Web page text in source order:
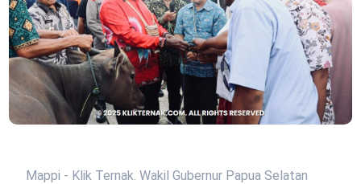
Mappi - Klik Ternak. Wakil Gubernur Papua Selatan